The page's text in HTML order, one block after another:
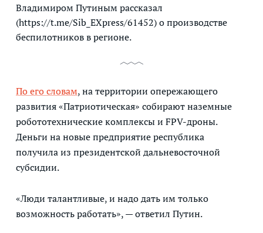
Владимиром Путиным рассказал
(https://t.me/Sib_EXpress/61452) о производстве
беспилотников в регионе.
По его словам, на территории опережающего
развития «Патриотическая» собирают наземные
робототехнические комплексы и FPV-дроны.
Деньги на новые предприятие республика
получила из президентской дальневосточной
субсидии.
«Люди талантливые, и надо дать им только
возможность работать», — ответил Путин.